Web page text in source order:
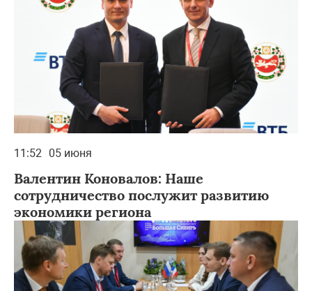
11:52 05 июня
Валентин Коновалов: Наше
сотрудничество послужит развитию
экономики региона